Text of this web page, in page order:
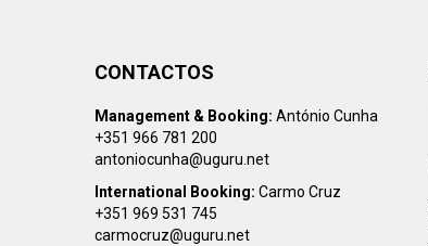
CONTACTOS
Management & Booking: António Cunha
+351 966 781 200
antoniocunha@uguru.net
International Booking: Carmo Cruz
+351 969 531 745
carmocruz@uguru.net